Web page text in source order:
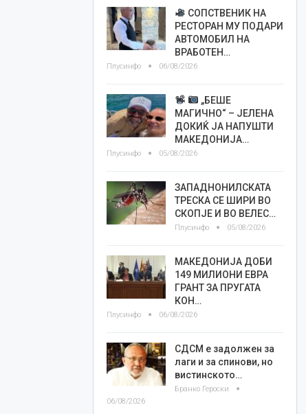
СОПСТВЕНИК НА
РЕСТОРАН МУ ПОДАРИ
АВТОМОБИЛ НА
ВРАБОТЕН…
Плусинфо 06/08/2026
„БЕШЕ
МАГИЧНО“ – ЈЕЛЕНА
ДОКИЌ ЈА НАПУШТИ
МАКЕДОНИЈА…
Плусинфо 05/08/2026
ЗАПАДНОНИЛСКАТА
ТРЕСКА СЕ ШИРИ ВО
СКОПЈЕ И ВО ВЕЛЕС…
Плусинфо 05/08/2026
МАКЕДОНИЈА ДОБИ
149 МИЛИОНИ ЕВРА
ГРАНТ ЗА ПРУГАТА
КОН…
Плусинфо 06/08/2026
СДСМ е задолжен за
лаги и за спинови, но
вистинското…
Бранко Героски
06/08/2026